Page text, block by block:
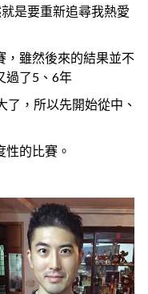
是要重新追尋我熱愛
，雖然後來的結果並不
過了5、6年
了，所以先開始從中、
的比賽。